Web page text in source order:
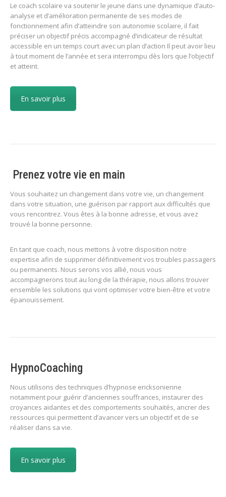
Le coach scolaire va soutenir le jeune dans une dynamique d’auto-
analyse et d’amélioration permanente de ses modes de
fonctionnement afin d’atteindre son autonomie scolaire, il fait
préciser un objectif précis accompagné d’indicateur de résultat
accessible en un temps court avec un plan d’action Il peut avoir lieu
à tout moment de l’année et sera interrompu dès lors que l’objectif
et atteint.
En savoir plus
Prenez votre vie en main
Vous souhaitez un changement dans votre vie, un changement
dans votre situation, une guérison par rapport aux difficultés que
vous rencontrez. Vous êtes à la bonne adresse, et vous avez
trouvé la bonne personne.
En tant que coach, nous mettons à votre disposition notre
expertise afin de supprimer définitivement vos troubles passagers
ou permanents. Nous serons vos allié, nous vous
accompagnerons tout au long de la thérapie, nous allons trouver
ensemble les solutions qui vont optimiser votre bien-être et votre
épanouissement.
HypnoCoaching
Nous utilisons des techniques d’hypnose ericksonienne
notamment pour guérir d’anciennes souffrances, instaurer des
croyances aidantes et des comportements souhaités, ancrer des
ressources qui permettent d’avancer vers un objectif et de se
réaliser dans sa vie.
En savoir plus